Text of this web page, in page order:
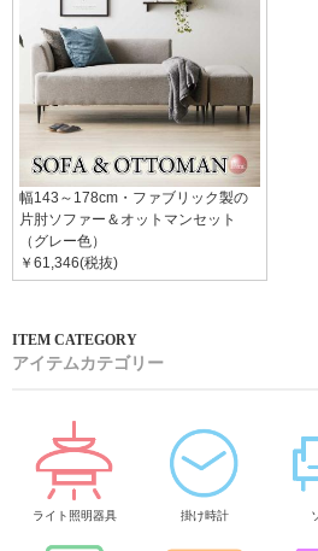
幅143～178cm・ファブリック製の
片肘ソファー＆オットマンセット
（グレー色）
￥61,346(税抜)
アイテムカテゴリー
ライト照明器具 掛け時計